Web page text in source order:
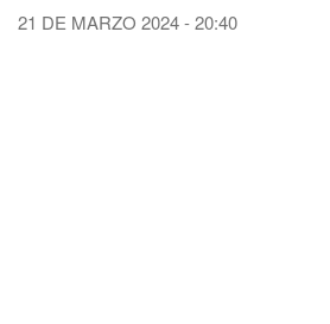
21 DE MARZO 2024 - 20:40